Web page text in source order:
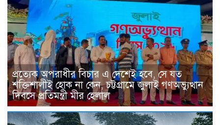
প্রত্যেক অপরাধীর বিচার এ দেশেই হবে, সে যত
শক্তিশালীই হোক না কেন, চট্টগ্রামে জুলাই গণঅভ্যুত্থান
দিবসে প্রতিমন্ত্রী মীর হেলাল